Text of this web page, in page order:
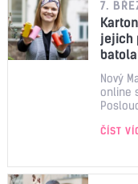
7.
jejich
Nový
online
ČÍST